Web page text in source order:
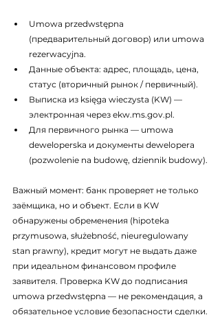
Umowa przedwstępna
(предварительный договор) или umowa
rezerwacyjna.
Данные объекта: адрес, площадь, цена,
статус (вторичный рынок / первичный).
Выписка из księga wieczysta (KW) —
электронная через ekw.ms.gov.pl.
Для первичного рынка — umowa
deweloperska и документы dewelopera
(pozwolenie na budowę, dziennik budowy).
Важный момент: банк проверяет не только
заёмщика, но и объект. Если в KW
обнаружены обременения (hipoteka
przymusowa, służebność, nieuregulowany
stan prawny), кредит могут не выдать даже
при идеальном финансовом профиле
заявителя. Проверка KW до подписания
umowa przedwstępna — не рекомендация, а
обязательное условие безопасности сделки.